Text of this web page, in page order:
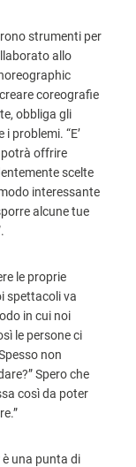
strumenti per
allo
coreografie
obbliga gli
problemi. “E’
potrà offrire
scelte
interessante
alcune tue
le proprie
spettacoli va
in cui noi
le persone ci
non
Spero che
così da poter
è una punta di